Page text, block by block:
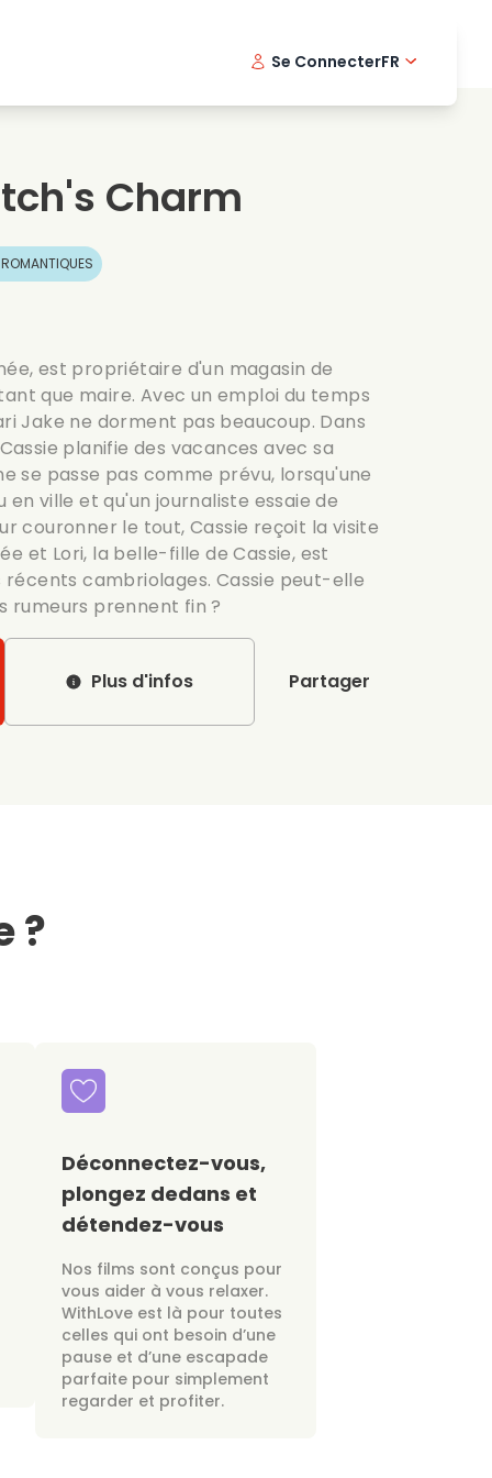
romantiques
Mariage
Se ConnecterFR
Charm
est propriétaire d'un magasin de
que maire. Avec un emploi du temps
Jake ne dorment pas beaucoup. Dans
planifie des vacances avec sa
se passe pas comme prévu, lorsqu'une
ville et qu'un journaliste essaie de
couronner le tout, Cassie reçoit la visite
et Lori, la belle-fille de Cassie, est
cambriolages. Cassie peut-elle
rumeurs prennent fin ?
Plus d'infos Partager
?
Déconnectez-vous,
plongez dedans et
détendez-vous
Nos films sont conçus pour
vous aider à vous relaxer.
WithLove est là pour toutes
celles qui ont besoin d’une
pause et d’une escapade
parfaite pour simplement
regarder et profiter.